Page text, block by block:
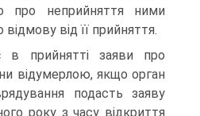
про неприйняття ними
від її прийняття.
в прийнятті заяви про
відумерлою, якщо орган
подасть заяву
року з часу відкриття